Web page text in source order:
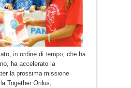
in ordine di tempo, che ha
ha accelerato la
la prossima missione
Together Onlus,